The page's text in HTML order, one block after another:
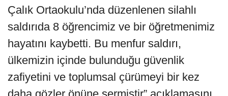
Çalık Ortaokulu’nda düzenlenen silahlı
saldırıda 8 öğrencimiz ve bir öğretmenimiz
hayatını kaybetti. Bu menfur saldırı,
ülkemizin içinde bulunduğu güvenlik
zafiyetini ve toplumsal çürümeyi bir kez